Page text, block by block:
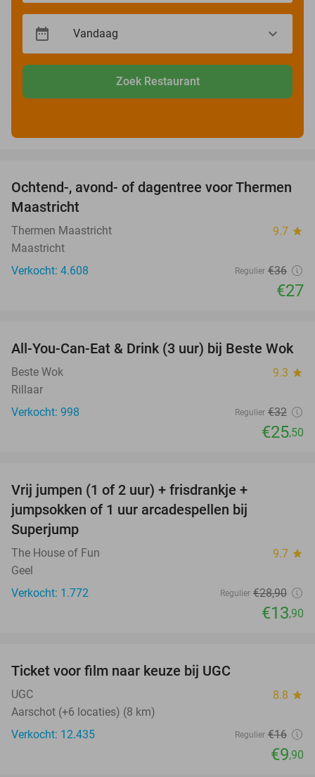
Zoek Restaurant
25%
Ochtend-, avond- of dagentree voor Thermen
Maastricht
Thermen Maastricht 9.7 star
Maastricht
Verkocht: 4.608
Regulier €36
€27
20%
All-You-Can-Eat & Drink (3 uur) bij Beste Wok
Beste Wok 9.3 star
Rillaar
Verkocht: 998
Regulier €32
€25,50
Vrij jumpen (1 of 2 uur) + frisdrankje +
jumpsokken of 1 uur arcadespellen bij
Superjump
The House of Fun 9.7 star
Geel
Verkocht: 1.772
Regulier €28,90
€13,90
Ticket voor film naar keuze bij UGC
UGC 8.8 star
Aarschot (+6 locaties) (8 km)
Verkocht: 12.435
Regulier €16
€9,90